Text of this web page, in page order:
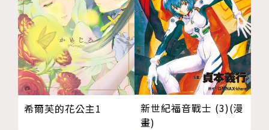
希爾芙的花公主1
新世紀福音戰士 (3)(漫
畫)